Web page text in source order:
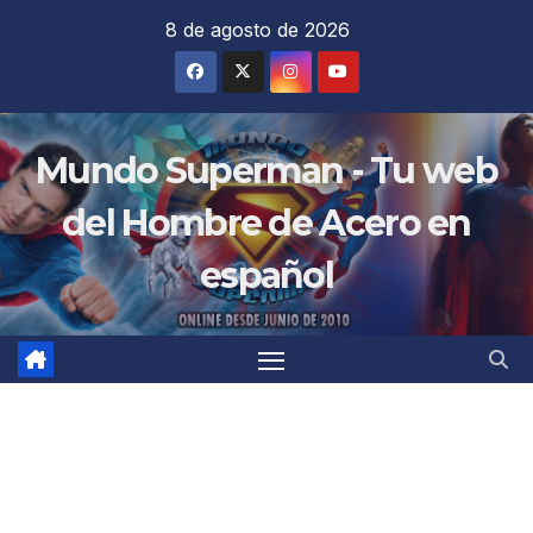
8 de agosto de 2026
Mundo Superman - Tu web
del Hombre de Acero en
español